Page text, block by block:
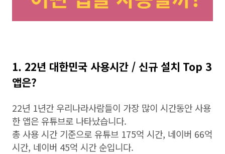
1. 22년 대한민국 사용시간 / 신규 설치 Top 3
앱은?
22년 1년간 우리나라사람들이 가장 많이 시간동안 사용
한 앱은 유튜브로 나타났습니다.
총 사용 시간 기준으로 유튜브 175억 시간, 네이버 66억
시간, 네이버 45억 시간 순입니다.